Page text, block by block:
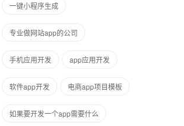
一键小程序生成
专业做网站app的公司
手机应用开发 app应用开发
软件app开发 电商app项目模板
如果要开发一个app需要什么